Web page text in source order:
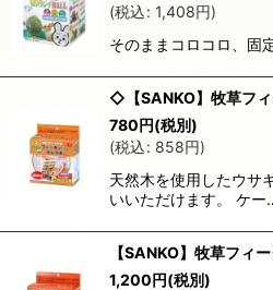
(税込: 1,408円)
そのままコロコロ、固
◇【SANKO】牧草フ
780円(税別)
(税込: 858円)
天然木を使用したウサ
いいただけます。 ケー
【SANKO】牧草フィ
1,200円(税別)